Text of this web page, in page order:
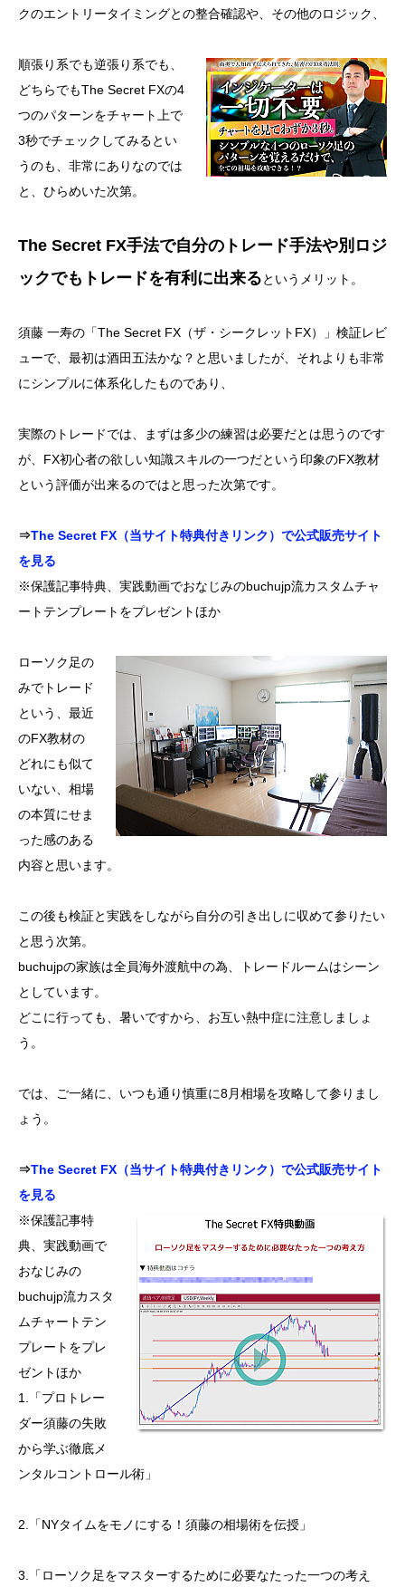
クのエントリータイミングとの整合確認や、その他のロジック、
順張り系でも逆張り系でも、
どちらでもThe Secret FXの4
つのパターンをチャート上で
3秒でチェックしてみるとい
うのも、非常にありなのでは
と、ひらめいた次第。
The Secret FX手法で自分のトレード手法や別ロジ
ックでもトレードを有利に出来るというメリット。
須藤 一寿の「The Secret FX（ザ・シークレットFX）」検証レビ
ューで、最初は酒田五法かな？と思いましたが、それよりも非常
にシンプルに体系化したものであり、
実際のトレードでは、まずは多少の練習は必要だとは思うのです
が、FX初心者の欲しい知識スキルの一つだという印象のFX教材
という評価が出来るのではと思った次第です。
⇒The Secret FX（当サイト特典付きリンク）で公式販売サイト
を見る
※保護記事特典、実践動画でおなじみのbuchujp流カスタムチャ
ートテンプレートをプレゼントほか
ローソク足の
みでトレード
という、最近
のFX教材の
どれにも似て
いない、相場
の本質にせま
った感のある
内容と思います。
この後も検証と実践をしながら自分の引き出しに収めて参りたい
と思う次第。
buchujpの家族は全員海外渡航中の為、トレードルームはシーン
としています。
どこに行っても、暑いですから、お互い熱中症に注意しましょ
う。
では、ご一緒に、いつも通り慎重に8月相場を攻略して参りまし
ょう。
⇒The Secret FX（当サイト特典付きリンク）で公式販売サイト
を見る
※保護記事特
典、実践動画で
おなじみの
buchujp流カスタ
ムチャートテン
プレートをプレ
ゼントほか
1.「プロトレー
ダー須藤の失敗
から学ぶ徹底メ
ンタルコントロール術」
2.「NYタイムをモノにする！須藤の相場術を伝授」
3.「ローソク足をマスターするために必要なたった一つの考え